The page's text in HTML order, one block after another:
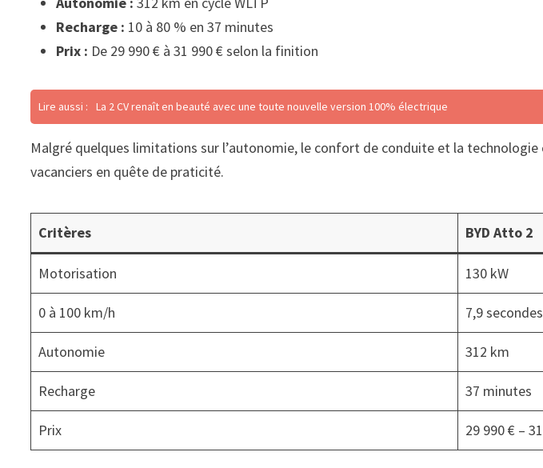
Recharge : 10 à 80 % en 37 minutes
Prix : De 29 990 € à 31 990 € selon la finition
Lire aussi : La 2 CV renaît en beauté avec une toute nouvelle version 100% électrique
Malgré quelques limitations sur l’autonomie, le confort de conduite et la
vacanciers en quête de praticité.
Critères BYD Atto 2
Motorisation 130 kW
0 à 100 km/h 7,9 secondes
Autonomie 312 km
Recharge 37 minutes
Prix 29 990 € –